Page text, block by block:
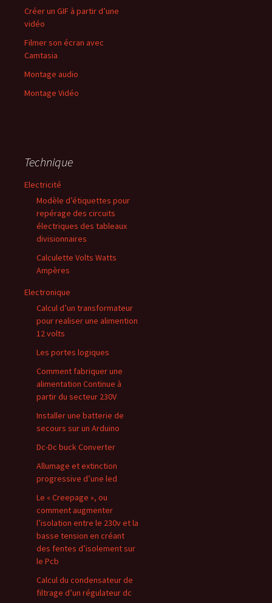
Créer un GIF à partir d’une
vidéo
Filmer son écran avec
Camtasia
Montage audio
Montage Vidéo
Technique
Electricité
Modèle d’étiquettes pour
repérage des circuits
électriques des tableaux
divisionnaires
Calculette Volts Watts
Ampères
Electronique
Calcul d’un transformateur
pour realiser une alimention
12 volts
Les portes logiques
Comment fabriquer une
alimentation Continue à
partir du secteur 230V
Installer une batterie de
secours sur un Arduino
Dc-Dc buck Converter
Allumage et extinction
progressive d’une led
Le « Creepage », ou
comment augmenter
l’isolation entre le 230v et la
basse tension en créant
des fentes d’isolement sur
le Pcb
Calcul du condensateur de
filtrage d’un régulateur dc